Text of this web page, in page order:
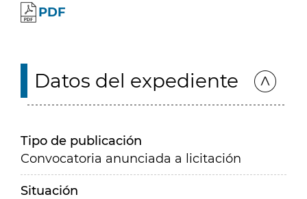
PDF
Datos del expediente
Tipo de publicación
Convocatoria anunciada a licitación
Situación